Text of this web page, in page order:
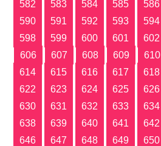
582
583 584 585 586
590
591 592 593 594
598
599 600 601 602
606
607 608 609 610
614
615 616 617 618
622
623 624 625 626
630
631 632 633 634
638
639 640 641 642
646
647 648 649 650